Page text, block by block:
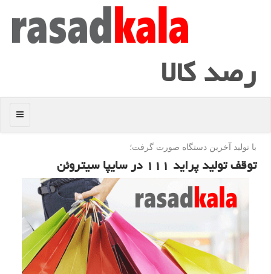
رصد كالا
منو
با تولید آخرین دستگاه صورت گرفت؛
توقف تولید پراید ۱۱۱ در سایپا سیتروئن